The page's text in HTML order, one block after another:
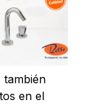
también
en el